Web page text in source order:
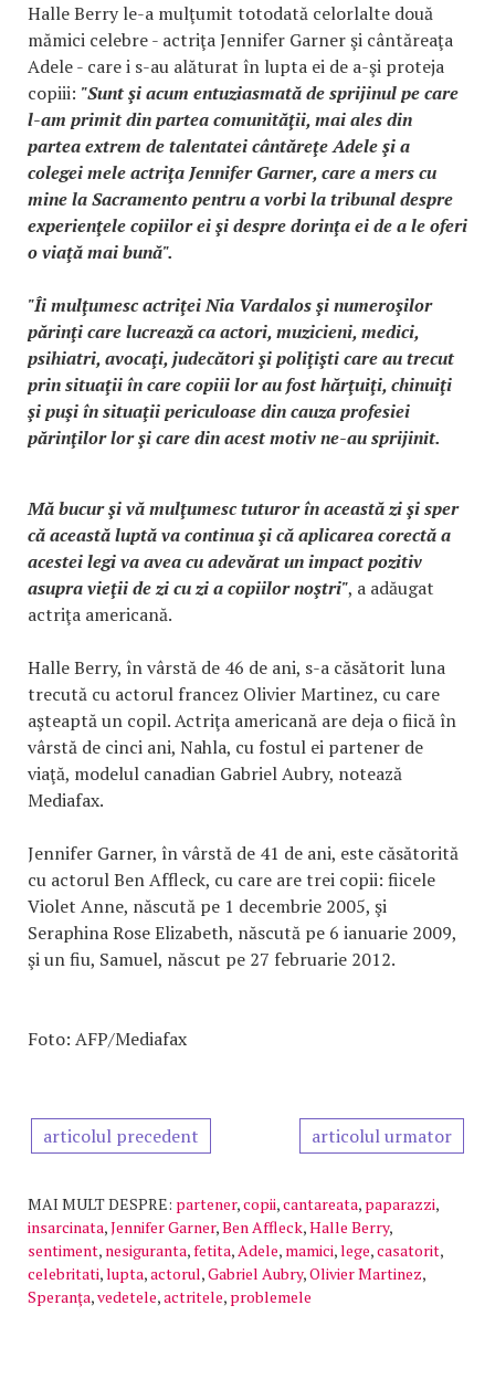
Halle Berry le-a mulţumit totodată celorlalte două
mămici celebre - actriţa Jennifer Garner şi cântăreaţa
Adele - care i s-au alăturat în lupta ei de a-şi proteja
copiii: "Sunt şi acum entuziasmată de sprijinul pe care
l-am primit din partea comunităţii, mai ales din
partea extrem de talentatei cântăreţe Adele şi a
colegei mele actriţa Jennifer Garner, care a mers cu
mine la Sacramento pentru a vorbi la tribunal despre
experienţele copiilor ei şi despre dorinţa ei de a le oferi
o viaţă mai bună".
"Îi mulţumesc actriţei Nia Vardalos şi numeroşilor
părinţi care lucrează ca actori, muzicieni, medici,
psihiatri, avocaţi, judecători şi poliţişti care au trecut
prin situaţii în care copiii lor au fost hărţuiţi, chinuiţi
şi puşi în situaţii periculoase din cauza profesiei
părinţilor lor şi care din acest motiv ne-au sprijinit.
Mă bucur şi vă mulţumesc tuturor în această zi şi sper
că această luptă va continua şi că aplicarea corectă a
acestei legi va avea cu adevărat un impact pozitiv
asupra vieţii de zi cu zi a copiilor noştri", a adăugat
actriţa americană.
Halle Berry, în vârstă de 46 de ani, s-a căsătorit luna
trecută cu actorul francez Olivier Martinez, cu care
aşteaptă un copil. Actriţa americană are deja o fiică în
vârstă de cinci ani, Nahla, cu fostul ei partener de
viaţă, modelul canadian Gabriel Aubry, notează
Mediafax.
Jennifer Garner, în vârstă de 41 de ani, este căsătorită
cu actorul Ben Affleck, cu care are trei copii: fiicele
Violet Anne, născută pe 1 decembrie 2005, şi
Seraphina Rose Elizabeth, născută pe 6 ianuarie 2009,
şi un fiu, Samuel, născut pe 27 februarie 2012.
Foto: AFP/Mediafax
articolul precedent articolul urmator
MAI MULT DESPRE: partener,copii,cantareata, paparazzi,
insarcinata,Jennifer Garner,Ben Affleck,Halle Berry,
sentiment, nesiguranta,fetita,Adele, mamici,lege,casatorit,
celebritati,lupta,actorul,Gabriel Aubry,Olivier Martinez,
Speranţa,vedetele,actritele, problemele